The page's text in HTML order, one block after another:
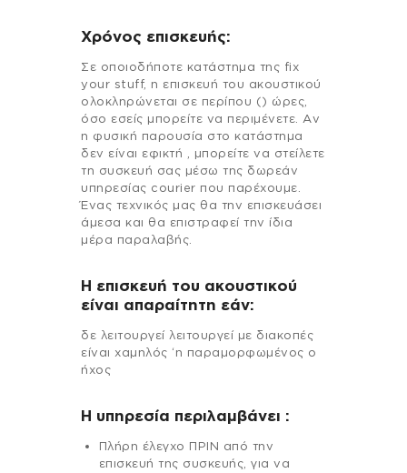
Χρόνος επισκευής:
Σε οποιοδήποτε κατάστημα της fix
your stuff, η επισκευή του ακουστικού
ολοκληρώνεται σε περίπου () ώρες,
όσο εσείς μπορείτε να περιμένετε. Αν
η φυσική παρουσία στο κατάστημα
δεν είναι εφικτή , μπορείτε να στείλετε
τη συσκευή σας μέσω της δωρεάν
υπηρεσίας courier που παρέχουμε.
Ένας τεχνικός μας θα την επισκευάσει
άμεσα και θα επιστραφεί την ίδια
μέρα παραλαβής.
Η επισκευή του ακουστικού
είναι απαραίτητη εάν:
δε λειτουργεί λειτουργεί με διακοπές
είναι χαμηλός ‘η παραμορφωμένος ο
ήχος
H υπηρεσία περιλαμβάνει :
Πλήρη έλεγχο ΠΡΙΝ από την
επισκευή της συσκευής, για να